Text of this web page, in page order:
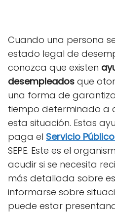
Cuando una persona
estado legal de
conozca que existen
desempleados que
una forma de
tiempo determinado a
esta situación. Estas
paga el Servicio
SEPE. Este es el
acudir si se necesita
más detallada sobre
informarse sobre
puede estar